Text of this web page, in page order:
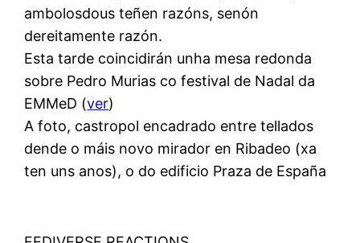
ambolosdous teñen razóns, senón
dereitamente razón.
Esta tarde coincidirán unha mesa redonda
sobre Pedro Murias co festival de Nadal da
EMMeD (ver)
A foto, castropol encadrado entre tellados
dende o máis novo mirador en Ribadeo (xa
ten uns anos), o do edificio Praza de España